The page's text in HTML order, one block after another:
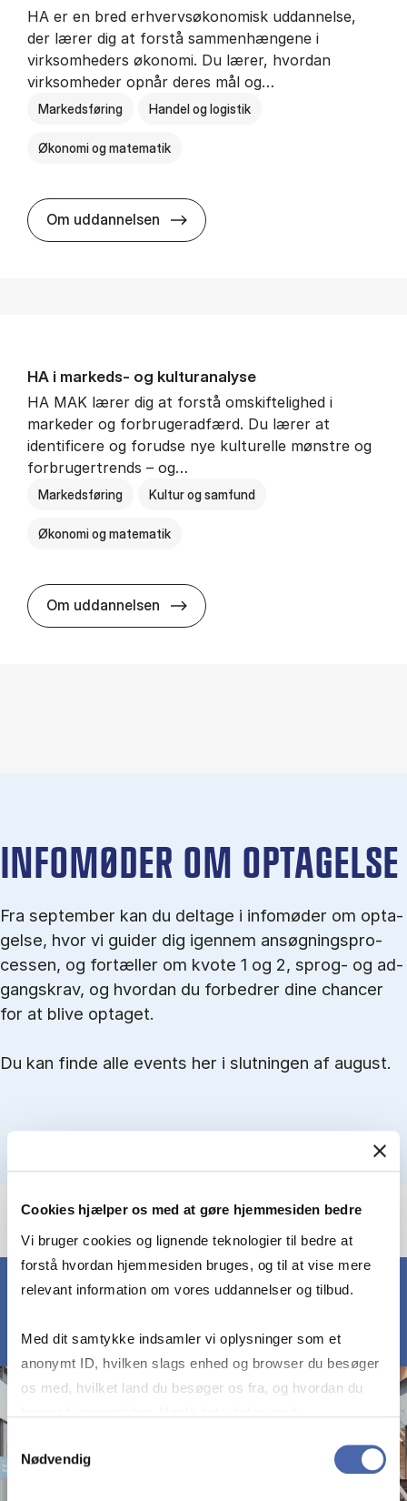
Cookies hjælper os med at gøre hjemmesiden bedre
Vi bruger cookies og lignende teknologier til bedre at
forstå hvordan hjemmesiden bruges, og til at vise mere
relevant information om vores uddannelser og tilbud.
Med dit samtykke indsamler vi oplysninger som et
anonymt ID, hvilken slags enhed og browser du besøger
os med, hvilket land du besøger os fra, og hvordan du
markedsføring. Du bestemmer selv - og kan altid trække
Nødvendig
HA er en bred erhvervsøkonomisk uddannelse,
der lærer dig at forstå sammenhængene i
virksomheders økonomi. Du lærer, hvordan
virksomheder opnår deres mål og…
Markedsføring Handel og logistik
Økonomi og matematik
Om uddannelsen HA al­men erhvervs­økonomi
HA i mar­keds- og kul­tu­r­a­na­ly­se
HA MAK lærer dig at forstå omskiftelighed i
markeder og forbrugeradfærd. Du lærer at
identificere og forudse nye kulturelle mønstre og
forbrugertrends – og…
Markedsføring Kultur og samfund
Økonomi og matematik
Om uddannelsen HA i mar­keds- og kul­tu­r­a­na­ly­se
IN­FO­MØ­DER OM OP­TA­GEL­SE
Fra september kan du del­tage i in­fo­mø­der om op­ta­
gel­se, hvor vi gu­i­der dig igen­nem an­søg­nings­pro­
ces­sen, og for­tæl­ler om kvo­te 1 og 2, sprog- og ad­
gangs­krav, og hvordan du forbedrer dine chancer
for at blive optaget.
Du kan finde alle events her i slutningen af august.